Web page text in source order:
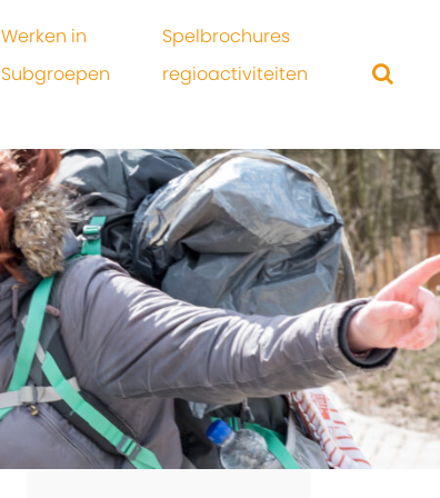
Werken in
Subgroepen
Spelbrochures
regioactiviteiten